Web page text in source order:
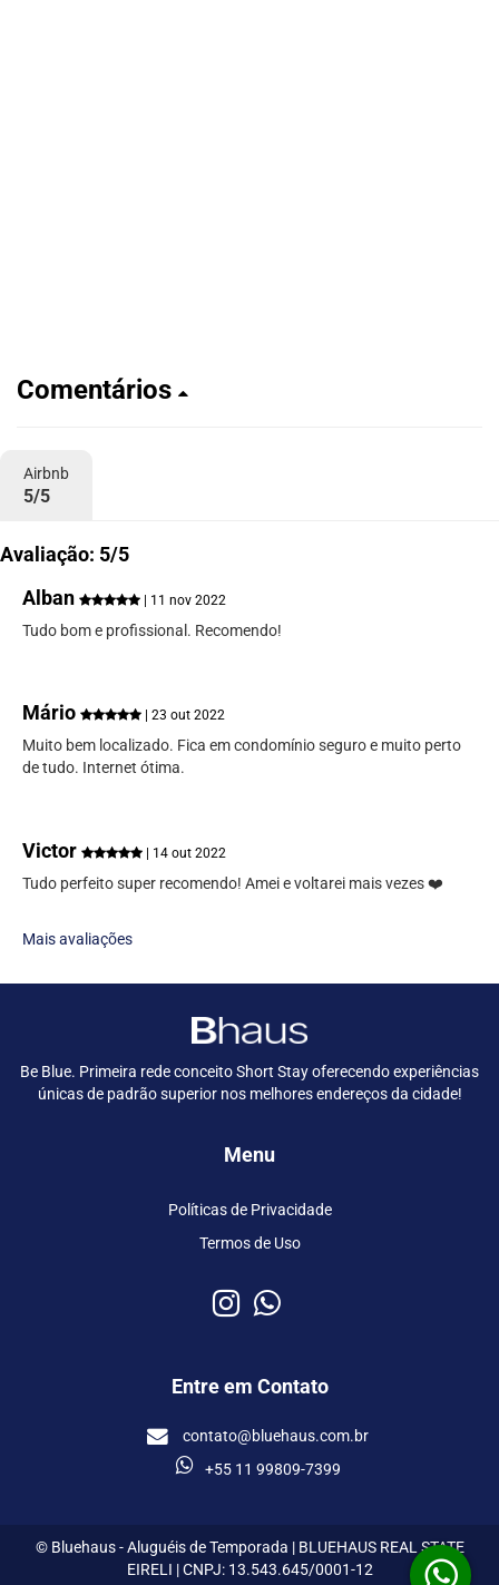
Comentários
Airbnb
5/5
Avaliação: 5/5
Alban
| 11 nov 2022
Tudo bom e profissional. Recomendo!
Mário | 23 out 2022
Muito bem localizado. Fica em condomínio seguro e muito perto
de tudo. Internet ótima.
Victor | 14 out 2022
Tudo perfeito super recomendo! Amei e voltarei mais vezes ❤️
Mais avaliações
Be Blue. Primeira rede conceito Short Stay oferecendo experiências
únicas de padrão superior nos melhores endereços da cidade!
Menu
Políticas de Privacidade
Termos de Uso
Entre em Contato
contato@bluehaus.com.br
+55 11 99809-7399
© Bluehaus - Aluguéis de Temporada | BLUEHAUS REAL STATE
EIRELI | CNPJ: 13.543.645/0001-12